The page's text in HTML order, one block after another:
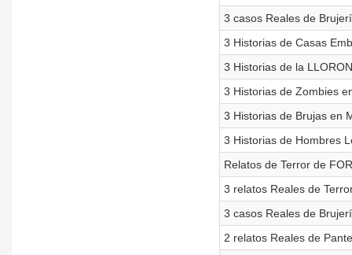
3 casos Reales de
3 Historias de Casas
3 Historias de la
3 Historias de Zombies
3 Historias de Brujas en
3 Historias de Hombres
Relatos de Terror de
3 relatos Reales de
3 casos Reales de
2 relatos Reales de